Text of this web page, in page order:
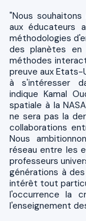
"Nous
aux éducateurs
méthodologies
des planètes
méthodes
preuve aux Etats-
à s'intéresser
indique Kamal
spatiale à la
ne sera pas la
collaborations
Nous
réseau entre les
professeurs
générations à
intérêt tout
l'occurrence la
l'enseignement